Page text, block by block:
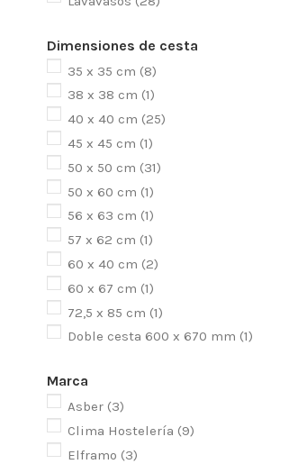
Dimensiones de cesta
35 x 35 cm (8)
38 x 38 cm (1)
40 x 40 cm (25)
45 x 45 cm (1)
50 x 50 cm (31)
50 x 60 cm (1)
56 x 63 cm (1)
57 x 62 cm (1)
60 x 40 cm (2)
60 x 67 cm (1)
72,5 x 85 cm (1)
Doble cesta 600 x 670 mm (1)
Marca
Asber (3)
Clima Hostelería (9)
Elframo (3)